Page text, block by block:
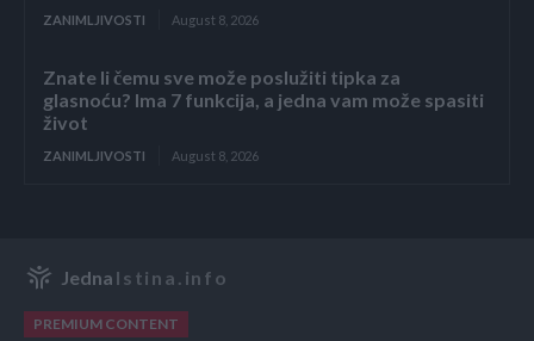
ZANIMLJIVOSTI August 8, 2026
Znate li čemu sve može poslužiti tipka za
glasnoću? Ima 7 funkcija, a jedna vam može spasiti
život
ZANIMLJIVOSTI August 8, 2026
Jedna Istina.info
PREMIUM CONTENT